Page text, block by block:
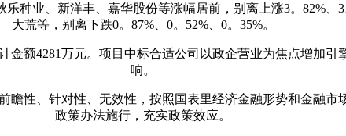
业、新洋丰、嘉华股份等涨幅居前，别离上涨3。82%、
大荒等，别离下跌0。87%、0。52%、0。35%。
4281万元。项目中标合适公司以政企营业为焦点增加引
响。
、针对性、无效性，按照国表里经济金融形势和金融市
政策办法施行，充实政策效应。